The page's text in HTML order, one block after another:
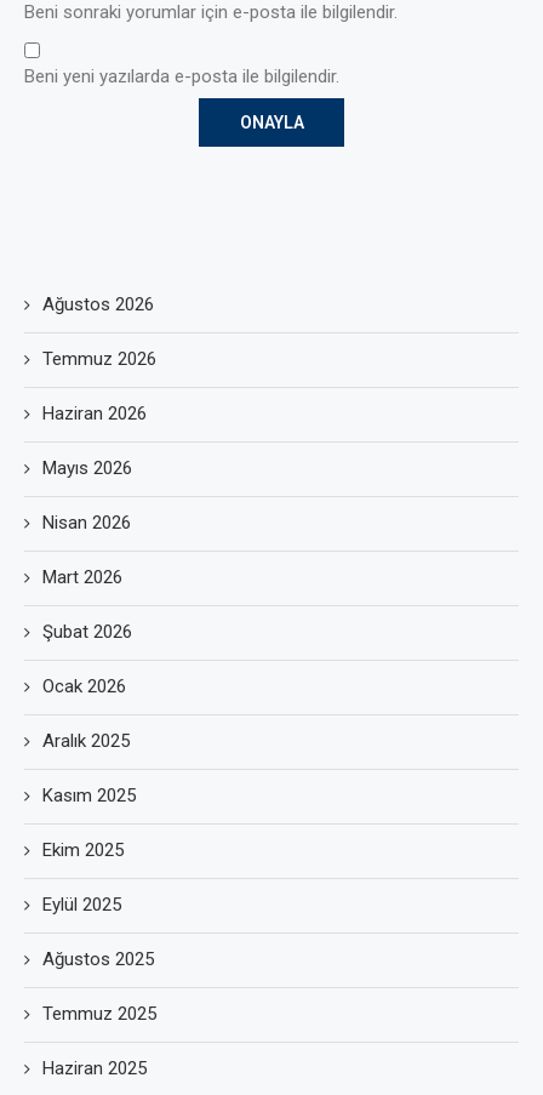
Beni sonraki yorumlar için e-posta ile bilgilendir.
Beni yeni yazılarda e-posta ile bilgilendir.
Ağustos 2026
Temmuz 2026
Haziran 2026
Mayıs 2026
Nisan 2026
Mart 2026
Şubat 2026
Ocak 2026
Aralık 2025
Kasım 2025
Ekim 2025
Eylül 2025
Ağustos 2025
Temmuz 2025
Haziran 2025